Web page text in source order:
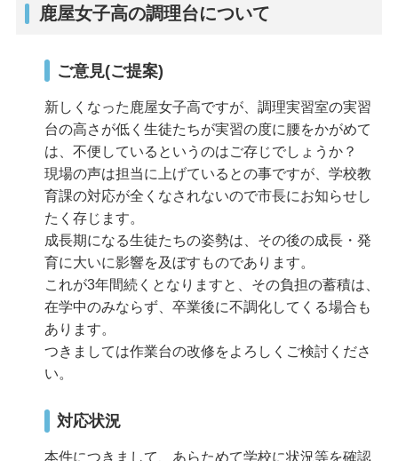
鹿屋女子高の調理台について
ご意見(ご提案)
新しくなった鹿屋女子高ですが、調理実習室の実習
台の高さが低く生徒たちが実習の度に腰をかがめて
は、不便しているというのはご存じでしょうか？
現場の声は担当に上げているとの事ですが、学校教
育課の対応が全くなされないので市長にお知らせし
たく存じます。
成長期になる生徒たちの姿勢は、その後の成長・発
育に大いに影響を及ぼすものであります。
これが3年間続くとなりますと、その負担の蓄積は、
在学中のみならず、卒業後に不調化してくる場合も
あります。
つきましては作業台の改修をよろしくご検討くださ
い。
対応状況
本件につきまして、あらためて学校に状況等を確認